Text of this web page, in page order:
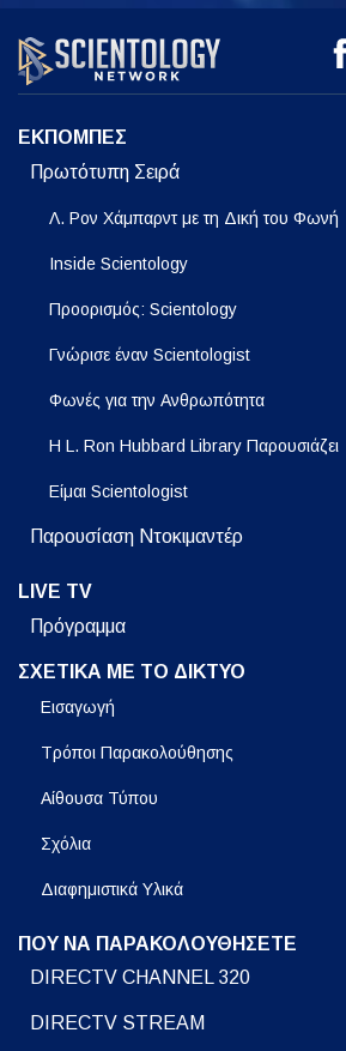
ΠΑΡΑΚΟΛΟΥΘΗΣΤΕ ΠΑΡΑΚΟΛΟΥΘΗΣΤΕ
ΕΚΠΟΜΠΕΣ
Πρωτότυπη Σειρά
Λ. Ρον Χάμπαρντ με τη Δική του Φωνή
Inside Scientology
Προορισμός: Scientology
Γνώρισε έναν Scientologist
Φωνές για την Ανθρωπότητα
Η L. Ron Hubbard Library Παρουσιάζει
Είμαι Scientologist
Παρουσίαση Ντοκιμαντέρ
LIVE TV
Πρόγραμμα
ΣΧΕΤΙΚΑ ΜΕ ΤΟ ΔΙΚΤΥΟ
Εισαγωγή
Τρόποι Παρακολούθησης
Αίθουσα Τύπου
Σχόλια
Διαφημιστικά Υλικά
ΠΟΥ ΝΑ ΠΑΡΑΚΟΛΟΥΘΗΣΕΤΕ
DIRECTV CHANNEL 320
DIRECTV STREAM